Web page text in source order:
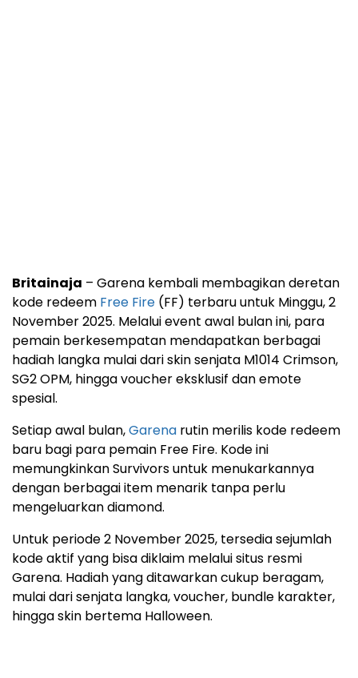
Britainaja – Garena kembali membagikan deretan
kode redeem Free Fire (FF) terbaru untuk Minggu, 2
November 2025. Melalui event awal bulan ini, para
pemain berkesempatan mendapatkan berbagai
hadiah langka mulai dari skin senjata M1014 Crimson,
SG2 OPM, hingga voucher eksklusif dan emote
spesial.
Setiap awal bulan,Garena rutin merilis kode redeem
baru bagi para pemain Free Fire. Kode ini
memungkinkan Survivors untuk menukarkannya
dengan berbagai item menarik tanpa perlu
mengeluarkan diamond.
Untuk periode 2 November 2025, tersedia sejumlah
kode aktif yang bisa diklaim melalui situs resmi
Garena. Hadiah yang ditawarkan cukup beragam,
mulai dari senjata langka, voucher, bundle karakter,
hingga skin bertema Halloween.